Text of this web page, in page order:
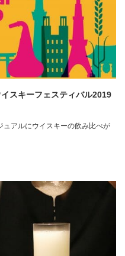
スキーフェスティバル2019
ュアルにウイスキーの飲み比べが